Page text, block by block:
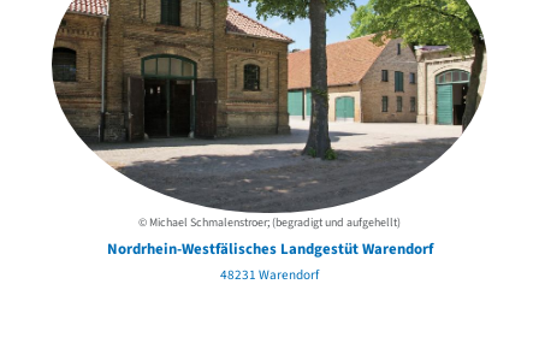
© Michael Schmalenstroer; (begradigt und aufgehellt)
Nordrhein-Westfälisches Landgestüt Warendorf
48231 Warendorf